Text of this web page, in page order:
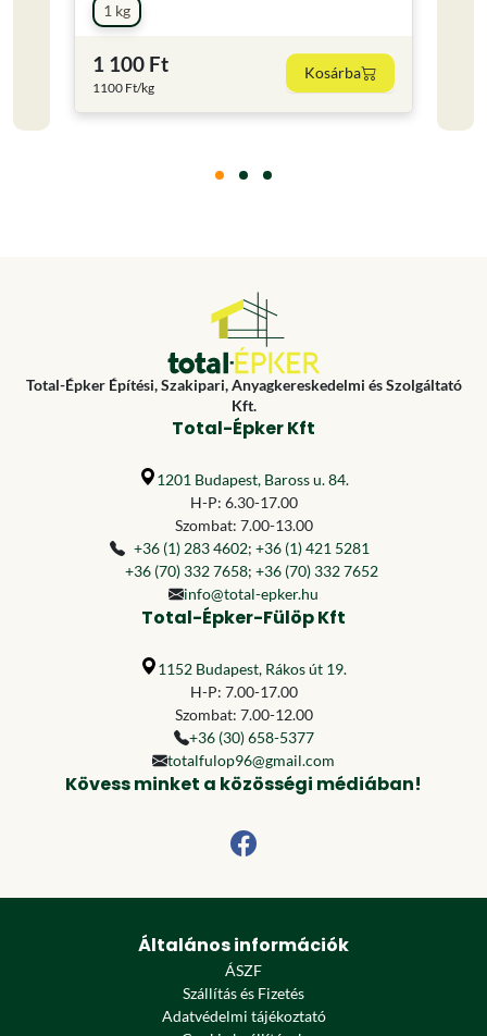
1 kg
1 100 Ft
1100 Ft/kg
Kosárba
Total-Épker Építési, Szakipari, Anyagkereskedelmi és Szolgáltató
Kft.
Total-Épker Kft
1201 Budapest, Baross u. 84.
H-P: 6.30-17.00
Szombat: 7.00-13.00
+36 (1) 283 4602; +36 (1) 421 5281
+36 (70) 332 7658; +36 (70) 332 7652
info@total-epker.hu
Total-Épker-Fülöp Kft
1152 Budapest, Rákos út 19.
H-P: 7.00-17.00
Szombat: 7.00-12.00
+36 (30) 658-5377
totalfulop96@gmail.com
Kövess minket a közösségi médiában!
Általános információk
ÁSZF
Szállítás és Fizetés
Adatvédelmi tájékoztató